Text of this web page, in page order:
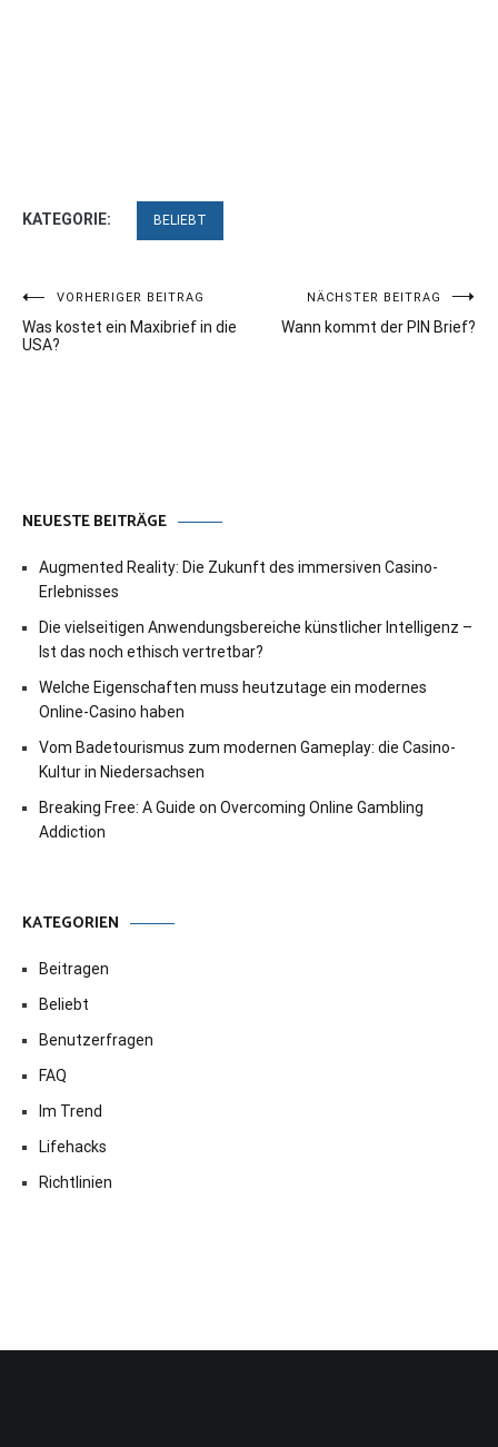
KATEGORIE: BELIEBT
Beitragsnavigation
VORHERIGER BEITRAG
Was kostet ein Maxibrief in die
USA?
NÄCHSTER BEITRAG
Wann kommt der PIN Brief?
NEUESTE BEITRÄGE
Augmented Reality: Die Zukunft des immersiven Casino-
Erlebnisses
Die vielseitigen Anwendungsbereiche künstlicher Intelligenz –
Ist das noch ethisch vertretbar?
Welche Eigenschaften muss heutzutage ein modernes
Online-Casino haben
Vom Badetourismus zum modernen Gameplay: die Casino-
Kultur in Niedersachsen
Breaking Free: A Guide on Overcoming Online Gambling
Addiction
KATEGORIEN
Beitragen
Beliebt
Benutzerfragen
FAQ
Im Trend
Lifehacks
Richtlinien